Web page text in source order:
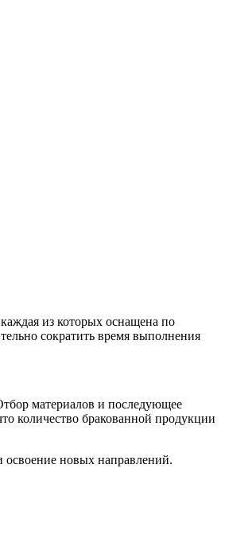
из которых оснащена по
сократить время выполнения
материалов и последующее
количество бракованной продукции
освоение новых направлений.